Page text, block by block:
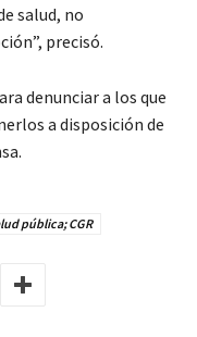
salud, no
precisó.
denunciar a los que
a disposición de
pública; CGR